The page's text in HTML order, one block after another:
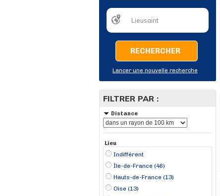
RECHERCHER
Lancer une nouvelle recherche
FILTRER PAR :
Distance
Lieu
Indifférent
Île-de-France (46)
Hauts-de-France (13)
Oise (13)